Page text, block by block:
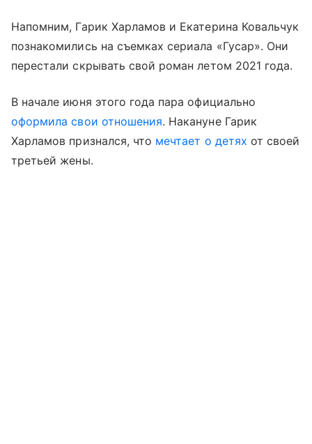
Напомним, Гарик Харламов и Екатерина Ковальчук
познакомились на съемках сериала «Гусар». Они
перестали скрывать свой роман летом 2021 года.
В начале июня этого года пара официально
оформила свои отношения. Накануне Гарик
Харламов признался, что мечтает о детях от своей
третьей жены.